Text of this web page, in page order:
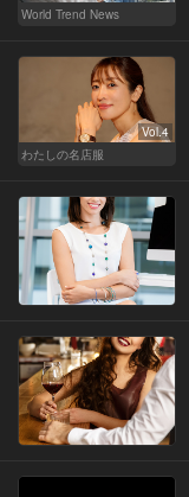
World Trend News
Vol.4
わたしの名店服